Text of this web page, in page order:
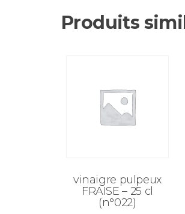
Produits
vinaigre pulpeux
FRAISE – 25 cl
(n°022)